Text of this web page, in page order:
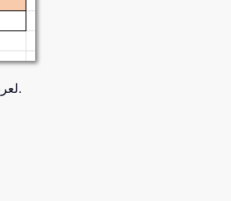
لعرض بطاقة البيانات.